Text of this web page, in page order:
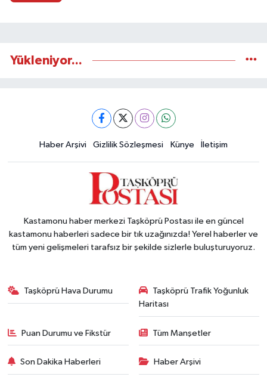
Yükleniyor...
Haber Arşivi Gizlilik Sözleşmesi Künye İletişim
Kastamonu haber merkezi Taşköprü Postası ile en güncel
kastamonu haberleri sadece bir tık uzağınızda! Yerel haberler ve
tüm yeni gelişmeleri tarafsız bir şekilde sizlerle buluşturuyoruz.
Taşköprü Hava Durumu
Taşköprü Trafik Yoğunluk
Haritası
Puan Durumu ve Fikstür Tüm Manşetler
Son Dakika Haberleri Haber Arşivi